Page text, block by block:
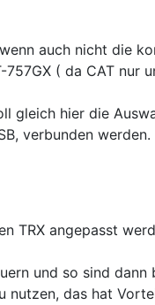
auch nicht die
( da CAT nur
gleich hier die
verbunden
TRX angepasst
und so sind
nutzen, das hat